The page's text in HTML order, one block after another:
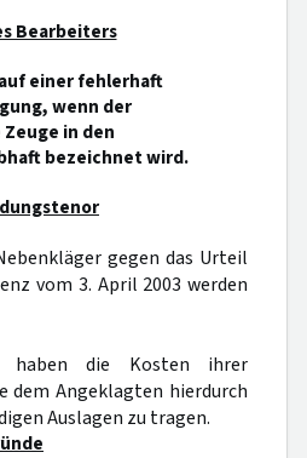
Bearbeiters
einer fehlerhaft
wenn der
in den
bezeichnet wird.
gegen das Urteil
vom 3. April 2003 werden
haben die Kosten ihrer
dem Angeklagten hierdurch
Auslagen zu tragen.